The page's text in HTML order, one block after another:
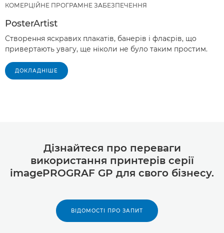
КОМЕРЦІЙНЕ ПРОГРАМНЕ ЗАБЕЗПЕЧЕННЯ
PosterArtist
Створення яскравих плакатів, банерів і флаєрів, що
привертають увагу, ще ніколи не було таким простим.
ДОКЛАДНІШЕ
Дізнайтеся про переваги
використання принтерів серії
imagePROGRAF GP для свого бізнесу.
ВІДОМОСТІ ПРО ЗАПИТ